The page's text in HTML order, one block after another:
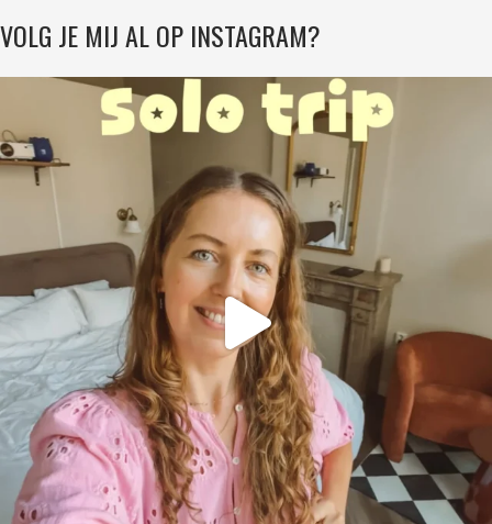
VOLG JE MIJ AL OP INSTAGRAM?